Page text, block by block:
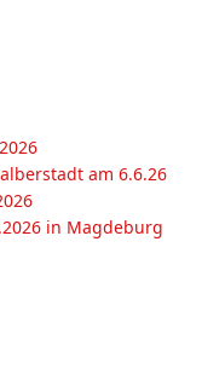
am 6.6.26
in Magdeburg